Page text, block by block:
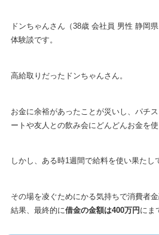
ドンちゃんさん（38歳 会社員 男性 静岡
体験談です。
高給取りだったドンちゃんさん。
お金に余裕があったことが災いし、パチ
ートや友人との飲み会にどんどんお金を
しかし、ある時1週間で給料を使い果たし
その場を凌ぐためにかる気持ちで消費者
結果、最終的に借金の金額は400万円 にま